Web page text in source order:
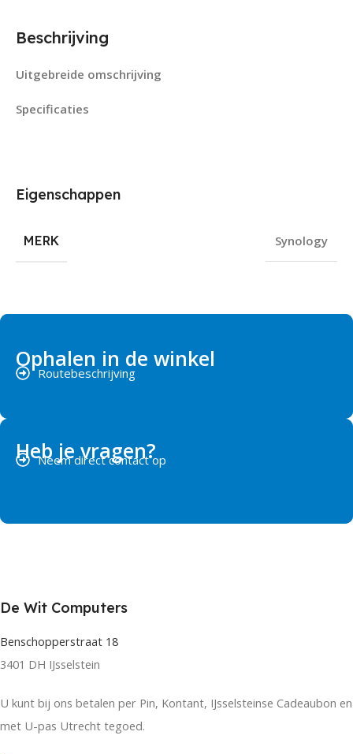
Beschrijving
Uitgebreide omschrijving
Specificaties
Eigenschappen
MERK Synology
Ophalen in de winkel
Routebeschrijving
Heb je vragen?
Neem direct contact op
De Wit Computers
Benschopperstraat 18
3401 DH IJsselstein
U kunt bij ons betalen per Pin, Kontant, IJsselsteinse Cadeaubon en
met U-pas Utrecht tegoed.